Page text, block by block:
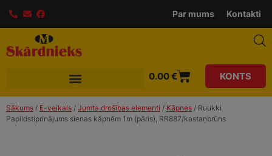
Par mums Kontakti
0.00€ KONTS
Sākums / E-veikals / Jumta drošības elementi / Kāpnes / Ruukki
Papildstiprinājums sienas kāpnēm 1m (pāris), RR887/kastaņbrūns